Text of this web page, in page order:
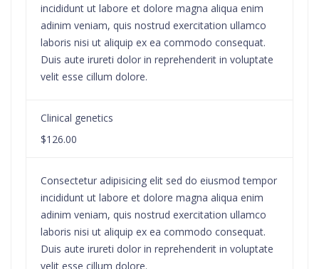
incididunt ut labore et dolore magna aliqua enim
adinim veniam, quis nostrud exercitation ullamco
laboris nisi ut aliquip ex ea commodo consequat.
Duis aute irureti dolor in reprehenderit in voluptate
velit esse cillum dolore.
Clinical genetics
$126.00
Consectetur adipisicing elit sed do eiusmod tempor
incididunt ut labore et dolore magna aliqua enim
adinim veniam, quis nostrud exercitation ullamco
laboris nisi ut aliquip ex ea commodo consequat.
Duis aute irureti dolor in reprehenderit in voluptate
velit esse cillum dolore.